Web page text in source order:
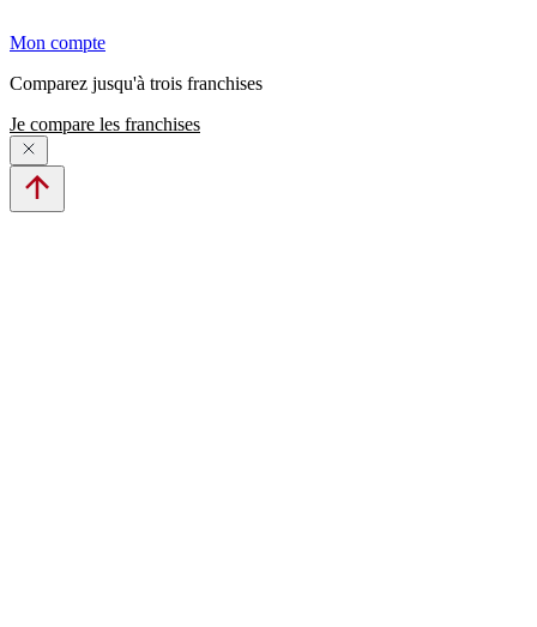
Mon compte
Comparez jusqu'à trois franchises
Je compare les franchises